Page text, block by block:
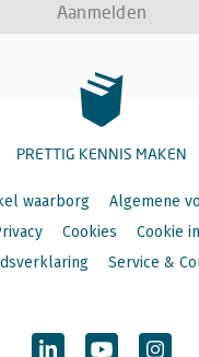
Aanmelden
PRETTIG KENNIS MAKEN
waarborg
Algemene
Cookies
Cookie
Service &